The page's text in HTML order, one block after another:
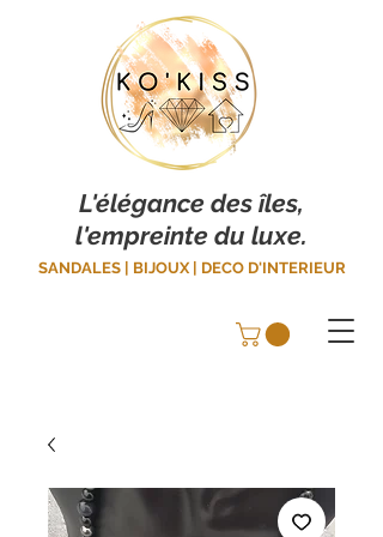
L'élégance des îles,
l'empreinte du luxe.
SANDALES | BIJOUX | DECO D'INTERIEUR